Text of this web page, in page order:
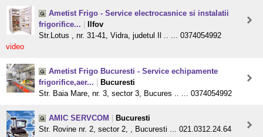
Ametist Frigo - Service electrocasnice si instalatii
frigorifice...
Ilfov
Str.Lotus , nr. 31-41, Vidra, judetul Il .. ... 0374054992
video
Ametist Frigo Bucuresti - Service echipamente
frigorifice,aer...
Bucuresti
Str. Baia Mare, nr. 3, sector 3, Bucures .. ... 0374054992
AMIC SERVCOM
Bucuresti
Str. Rovine nr. 2, sector 2, , Bucuresti ... 021.0312.24.64